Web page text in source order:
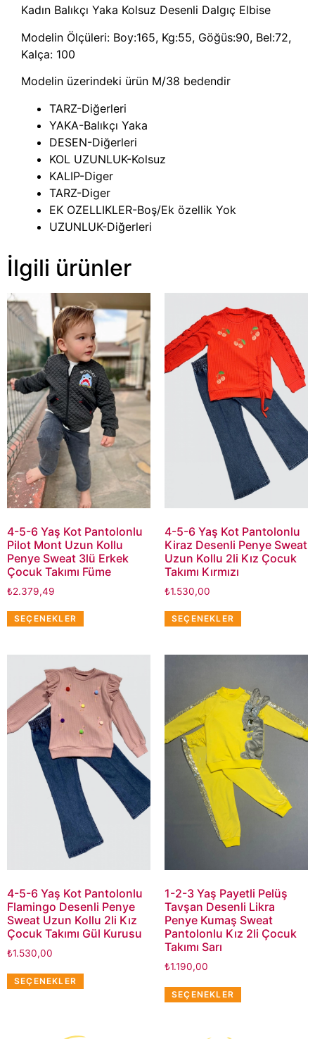
Kadın Balıkçı Yaka Kolsuz Desenli Dalgıç Elbise
Modelin Ölçüleri: Boy:165, Kg:55, Göğüs:90, Bel:72,
Kalça: 100
Modelin üzerindeki ürün M/38 bedendir
TARZ-Diğerleri
YAKA-Balıkçı Yaka
DESEN-Diğerleri
KOL UZUNLUK-Kolsuz
KALIP-Diger
TARZ-Diger
EK OZELLIKLER-Boş/Ek özellik Yok
UZUNLUK-Diğerleri
İlgili ürünler
4-5-6 Yaş Kot Pantolonlu
Pilot Mont Uzun Kollu
Penye Sweat 3lü Erkek
Çocuk Takımı Füme
₺2.379,49
SEÇENEKLER
4-5-6 Yaş Kot Pantolonlu
Kiraz Desenli Penye Sweat
Uzun Kollu 2li Kız Çocuk
Takımı Kırmızı
₺1.530,00
SEÇENEKLER
4-5-6 Yaş Kot Pantolonlu
Flamingo Desenli Penye
Sweat Uzun Kollu 2li Kız
Çocuk Takımı Gül Kurusu
₺1.530,00
SEÇENEKLER
1-2-3 Yaş Payetli Pelüş
Tavşan Desenli Likra
Penye Kumaş Sweat
Pantolonlu Kız 2li Çocuk
Takımı Sarı
₺1.190,00
SEÇENEKLER